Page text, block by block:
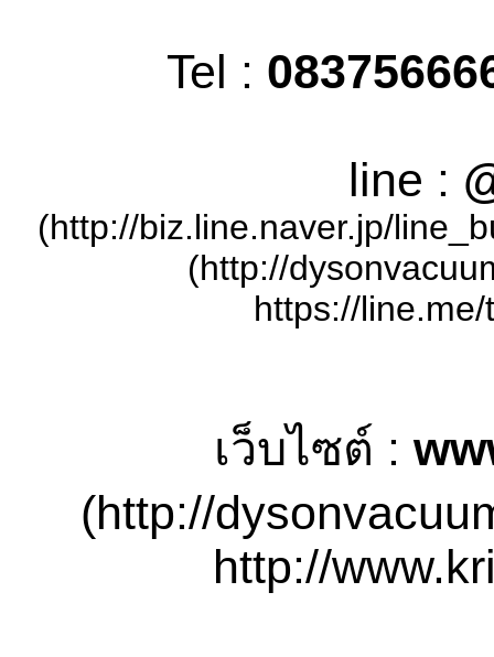
Tel :
line :
(http://biz.line.naver.jp/
(http://
https://
เว็บไซต์ :
(http://
http://